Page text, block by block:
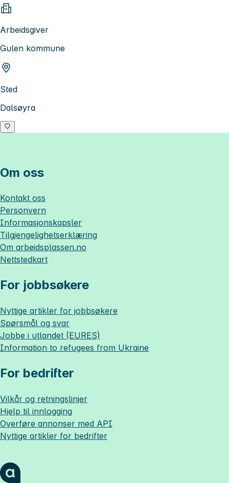
Arbeidsgiver
Gulen kommune
Sted
Dalsøyra
Om oss
Kontakt oss
Personvern
Informasjonskapsler
Tilgjengelighetserklæring
Om arbeidsplassen.no
Nettstedkart
For jobbsøkere
Nyttige artikler for jobbsøkere
Spørsmål og svar
Jobbe i utlandet (EURES)
Information to refugees from Ukraine
For bedrifter
Vilkår og retningslinjer
Hjelp til innlogging
Overføre annonser med API
Nyttige artikler for bedrifter